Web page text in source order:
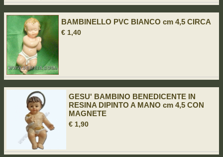
BAMBINELLO PVC BIANCO cm 4,5 CIRCA
€ 1,40
GESU' BAMBINO BENEDICENTE IN
RESINA DIPINTO A MANO cm 4,5 CON
MAGNETE
€ 1,90